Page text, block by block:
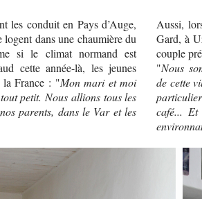
les conduit en Pays d’Auge,
dans une chaumière du
si le climat normand est
cette année-là, les jeunes
la France : "Mon mari et moi
petit. Nous allions tous les
parents, dans le Var et les
Aussi,
Gard, à
couple
"Nous
de cette
café...